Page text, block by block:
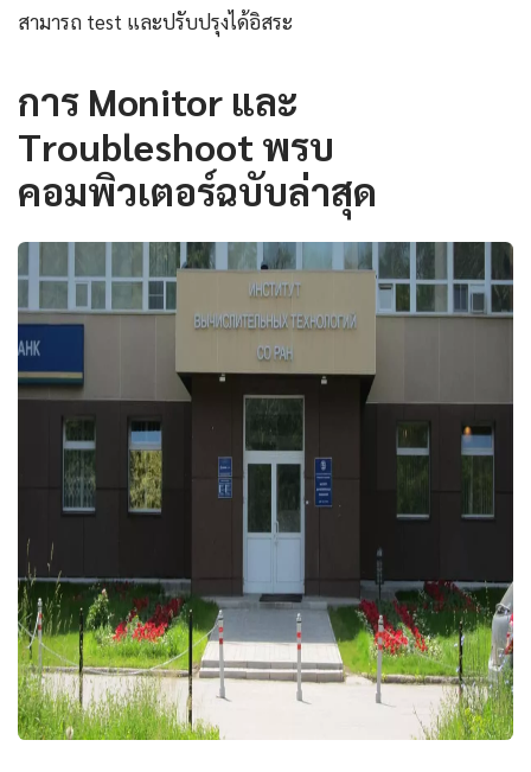
สามารถ test และปรับปรุงได้อิสระ
การ Monitor และ
Troubleshoot พรบ
คอมพิวเตอร์ฉบับล่าสุด